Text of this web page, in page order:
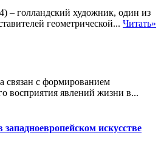
– голландский художник, один из
геометрической... Читать»
связан с формированием
восприятия явлений жизни в...
искусстве